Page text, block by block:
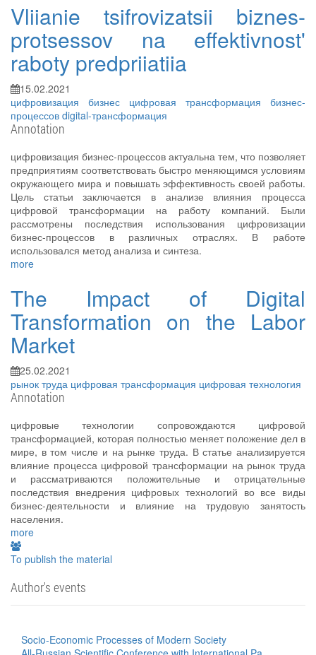
Vliianie tsifrovizatsii biznes-
protsessov na effektivnost'
raboty predpriiatiia
15.02.2021
цифровизация бизнес цифровая трансформация бизнес-
процессов digital-трансформация
Annotation
цифровизация бизнес-процессов актуальна тем, что позволяет
предприятиям соответствовать быстро меняющимся условиям
окружающего мира и повышать эффективность своей работы.
Цель статьи заключается в анализе влияния процесса
цифровой трансформации на работу компаний. Были
рассмотрены последствия использования цифровизации
бизнес-процессов в различных отраслях. В работе
использовался метод анализа и синтеза.
more
The Impact of Digital
Transformation on the Labor
Market
25.02.2021
рынок труда цифровая трансформация цифровая технология
Annotation
цифровые технологии сопровождаются цифровой
трансформацией, которая полностью меняет положение дел в
мире, в том числе и на рынке труда. В статье анализируется
влияние процесса цифровой трансформации на рынок труда
и рассматриваются положительные и отрицательные
последствия внедрения цифровых технологий во все виды
бизнес-деятельности и влияние на трудовую занятость
населения.
more
To publish the material
Author's events
Socio-Economic Processes of Modern Society